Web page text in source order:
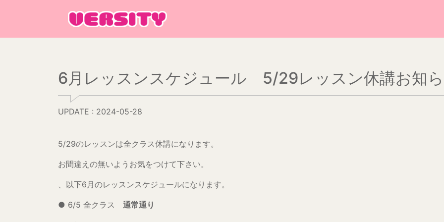
Main Navigation
6月レッスンスケジュール 5/29レッスン休講お知
UPDATE : 2024-05-28
5/29のレッスンは全クラス休講になります。
お間違えの無いようお気をつけて下さい。
、以下6月のレッスンスケジュールになります。
● 6/5 全クラス 通常通り